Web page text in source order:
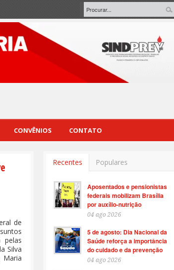
CONVÊNIOS CONTATO
de
pelas
Silva
Maria
Recentes Populares
Aposentados e pensionistas
federais mobilizam Brasília
por auxílio-nutrição
04 ago 2026
5 de agosto: Dia Nacional da
Saúde reforça a importância
do cuidado e da prevenção
04 ago 2026